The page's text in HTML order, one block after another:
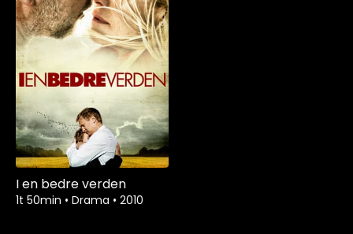
I en bedre verden
1t 50min • Drama • 2010